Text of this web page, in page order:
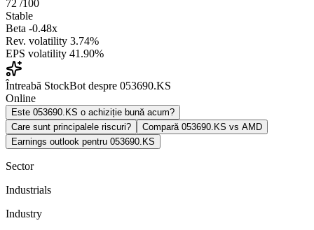
72 /100
Stable
Beta -0.48x
Rev. volatility 3.74%
EPS volatility 41.90%
Întreabă StockBot despre 053690.KS
Online
Este 053690.KS o achiziție bună acum?
Care sunt principalele riscuri?
Compară 053690.KS vs AMD
Earnings outlook pentru 053690.KS
Sector
Industrials
Industry